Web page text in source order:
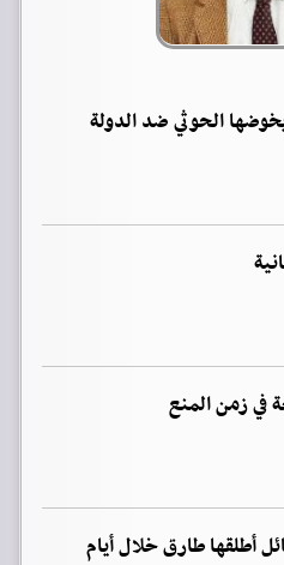
الحوثي ضد الدولة
في زمن المنع